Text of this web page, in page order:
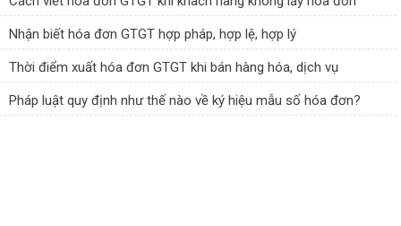
Nhận biết hóa đơn GTGT hợp pháp, hợp lệ, hợp lý
Thời điểm xuất hóa đơn GTGT khi bán hàng hóa, dịch vụ
Pháp luật quy định như thế nào về ký hiệu mẫu số hóa đơn?